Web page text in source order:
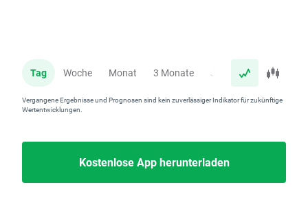
Tag Woche Monat 3 Monate Jahr
Vergangene Ergebnisse und Prognosen sind kein zuverlässiger Indikator für zukünftige
Wertentwicklungen.
Kostenlose App herunterladen